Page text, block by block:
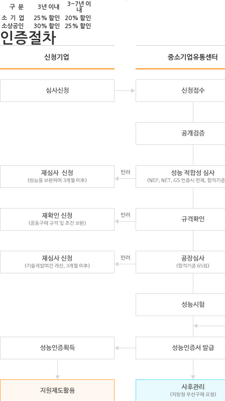
구 분 3년 이내
3~7년 이
내
소 기 업
25% 할인
20% 할인
소상공인
30% 할인 25% 할인
인증절차